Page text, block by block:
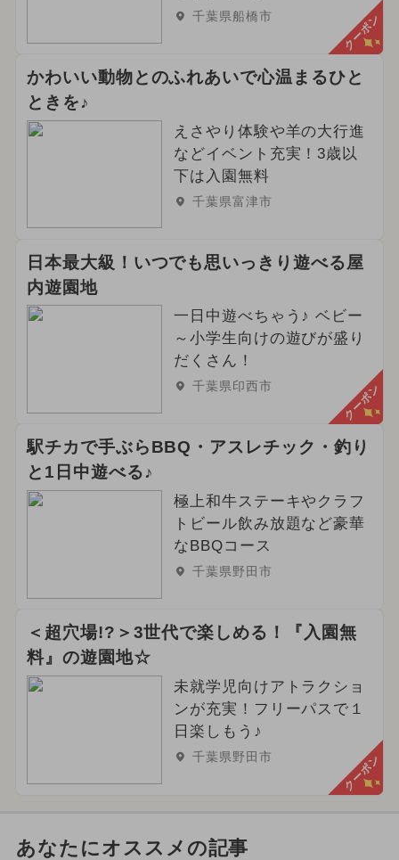
千葉県船橋市 クーポン
かわいい動物とのふれあいで心温まるひと
ときを♪
えさやり体験や羊の大行進
などイベント充実！3歳以
下は入園無料
千葉県富津市
日本最大級！いつでも思いっきり遊べる屋
内遊園地
一日中遊べちゃう♪ ベビー
～小学生向けの遊びが盛り
だくさん！
千葉県印西市 クーポン
駅チカで手ぶらBBQ・アスレチック・釣り
と1日中遊べる♪
極上和牛ステーキやクラフ
トビール飲み放題など豪華
なBBQコース
千葉県野田市
＜超穴場!?＞3世代で楽しめる！『入園無
料』の遊園地☆
未就学児向けアトラクショ
ンが充実！フリーパスで１
日楽しもう♪
千葉県野田市 クーポン
あなたにオススメの記事